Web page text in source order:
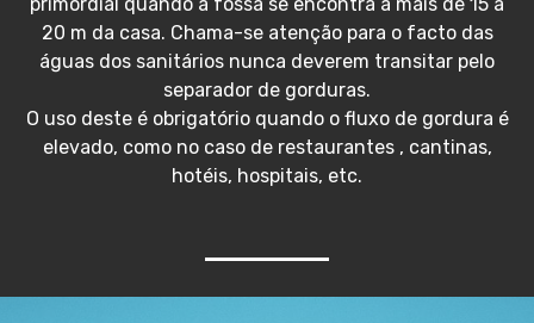
20 m da casa. Chama-se atenção para o facto das
águas dos sanitários nunca deverem transitar pelo
separador de gorduras.
O uso deste é obrigatório quando o fluxo de gordura é
elevado, como no caso de restaurantes , cantinas,
hotéis, hospitais, etc.